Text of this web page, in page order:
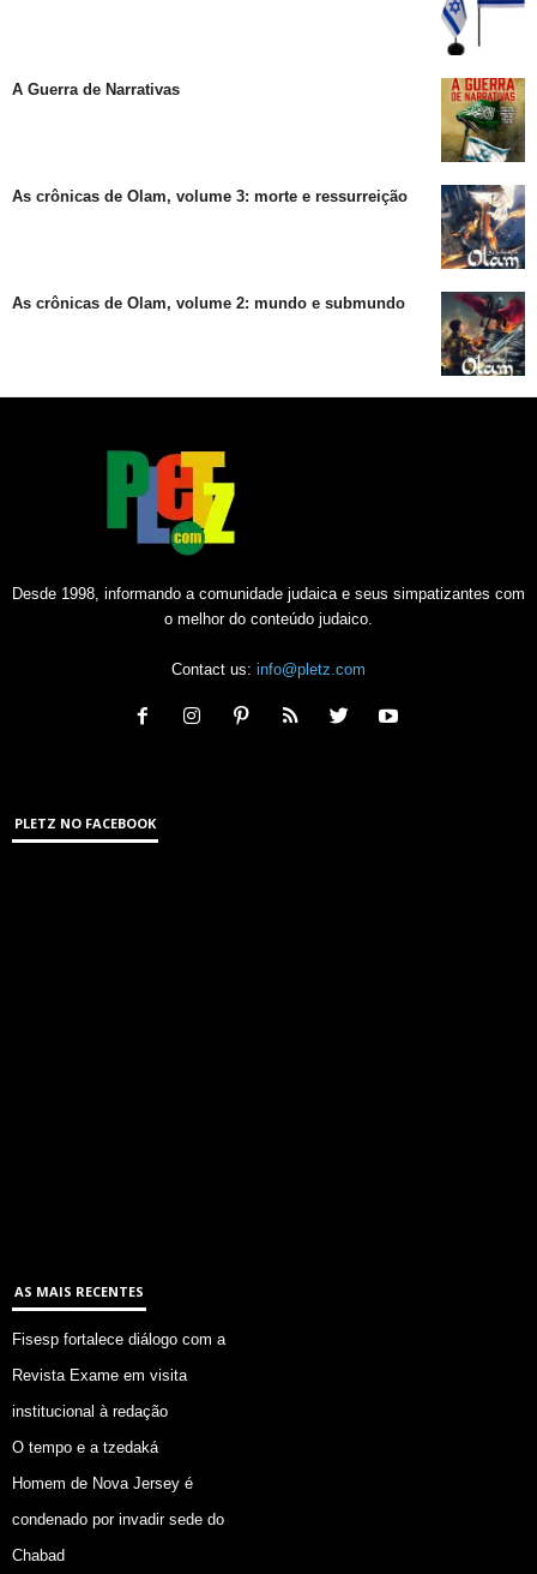
A Guerra de Narrativas
As crônicas de Olam, volume 3: morte e ressurreição
As crônicas de Olam, volume 2: mundo e submundo
Desde 1998, informando a comunidade judaica e seus simpatizantes com
o melhor do conteúdo judaico.
Contact us: info@pletz.com
PLETZ NO FACEBOOK
AS MAIS RECENTES
Fisesp fortalece diálogo com a
Revista Exame em visita
institucional à redação
O tempo e a tzedaká
Homem de Nova Jersey é
condenado por invadir sede do
Chabad